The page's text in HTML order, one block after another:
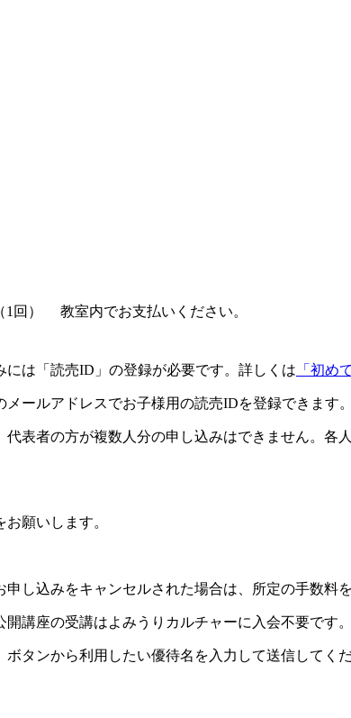
回） 教室内でお支払いください。
は「読売ID」の登録が必要です。詳しくは 「初め
ールアドレスでお子様用の読売IDを登録できます。
表者の方が複数人分の申し込みはできません。各
願いします。
し込みをキャンセルされた場合は、所定の手数料を
講座の受講はよみうりカルチャーに入会不要です。
タンから利用したい優待名を入力して送信してくだ